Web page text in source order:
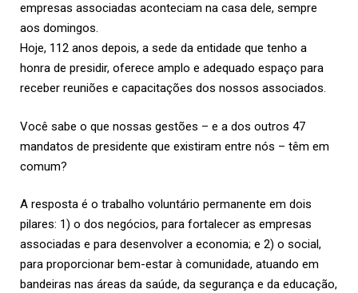
empresas associadas aconteciam na casa dele, sempre
aos domingos.
Hoje, 112 anos depois, a sede da entidade que tenho a
honra de presidir, oferece amplo e adequado espaço para
receber reuniões e capacitações dos nossos associados.
Você sabe o que nossas gestões – e a dos outros 47
mandatos de presidente que existiram entre nós – têm em
comum?
A resposta é o trabalho voluntário permanente em dois
pilares: 1) o dos negócios, para fortalecer as empresas
associadas e para desenvolver a economia; e 2) o social,
para proporcionar bem-estar à comunidade, atuando em
bandeiras nas áreas da saúde, da segurança e da educação,